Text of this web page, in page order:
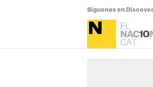
Síguenos en Discover